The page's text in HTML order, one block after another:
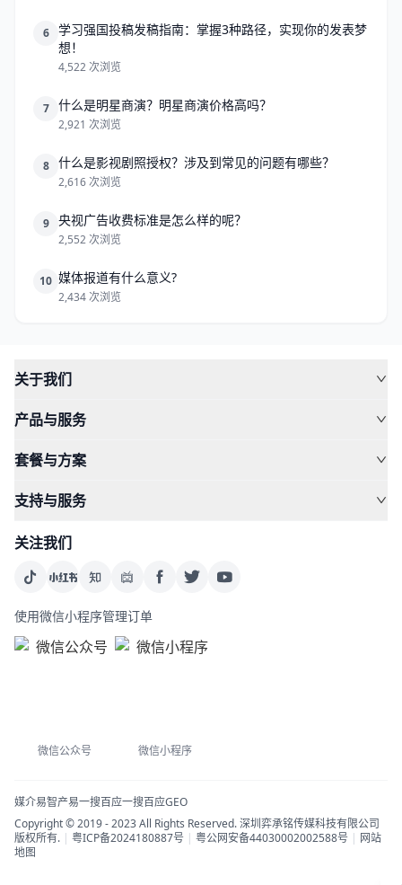
6
学习强国投稿发稿指南：掌握3种路径，实现你的发表梦
想！
4,522 次浏览
7 什么是明星商演？明星商演价格高吗？
2,921 次浏览
8 什么是影视剧照授权？涉及到常见的问题有哪些？
2,616 次浏览
9 央视广告收费标准是怎么样的呢？
2,552 次浏览
10 媒体报道有什么意义?
2,434 次浏览
关于我们
产品与服务
套餐与方案
支持与服务
关注我们
使用微信小程序管理订单
微信公众号 微信小程序
媒介易智产易一搜百应一搜百应GEO
Copyright © 2019 - 2023 All Rights Reserved. 深圳弈承铭传媒科技有限公司
版权所有. | 粤ICP备2024180887号 | 粤公网安备44030002002588号 | 网站
地图